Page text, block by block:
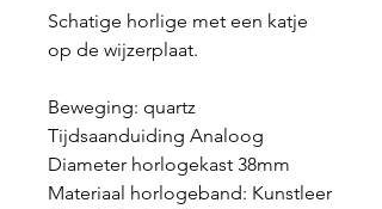
Schatige horlige met een katje
op de wijzerplaat.
Beweging: quartz
Tijdsaanduiding Analoog
Diameter horlogekast 38mm
Materiaal horlogeband: Kunstleer